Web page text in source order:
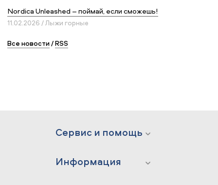
Nordica Unleashed – поймай, если сможешь!
11.02.2026 / Лыжи горные
Все новости/RSS
Сервис и помощь
Информация